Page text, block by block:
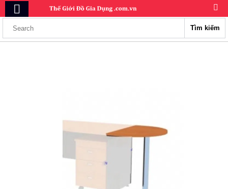
Tìm kiếm